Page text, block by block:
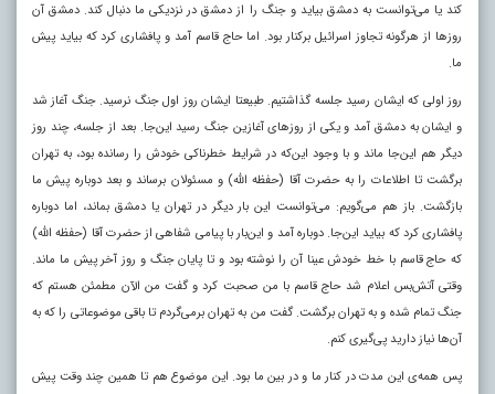
کند یا می‌توانست به دمشق بیاید و جنگ را از دمشق در نزدیکی ما دنبال کند. دمشق آن
روزها از هرگونه تجاوز اسرائیل برکنار بود. اما حاج قاسم آمد و پافشاری کرد که بیاید پیش
ما.
روز اولی که ایشان رسید جلسه گذاشتیم. طبیعتا ایشان روز اول جنگ نرسید. جنگ آغاز شد
و ایشان به دمشق آمد و یکی از روزهای آغازین جنگ رسید این‌جا. بعد از جلسه، چند روز
دیگر هم این‌جا ماند و با وجود این‌که در شرایط خطرناکی خودش را رسانده بود، به تهران
برگشت تا اطلاعات را به حضرت آقا (حفظه الله) و مسئولان برساند و بعد دوباره پیش ما
بازگشت. باز هم می‌گویم: می‌توانست این بار دیگر در تهران یا دمشق بماند، اما دوباره
پافشاری کرد که بیاید این‌جا. دوباره آمد و این‌بار با پیامی شفاهی از حضرت آقا (حفظه الله)
که حاج قاسم با خط خودش عینا آن را نوشته بود و تا پایان جنگ و روز آخر پیش ما ماند.
وقتی آتش‌بس اعلام شد حاج قاسم با من صحبت کرد و گفت من الآن مطمئن هستم که
جنگ تمام شده و به تهران برگشت. گفت من به تهران برمی‌گردم تا باقی موضوعاتی را که به
آن‌ها نیاز دارید پی‌گیری کنم.
پس همه‌ی این مدت در کنار ما و در بین ما بود. این موضوع هم تا همین چند وقت پیش